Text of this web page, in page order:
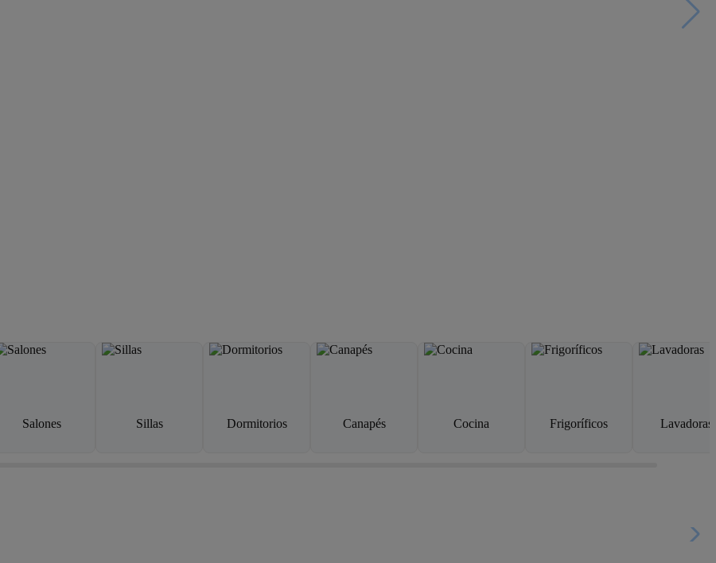
Salones Sillas Dormitorios Canapés Cocina Frigoríficos Lavadoras